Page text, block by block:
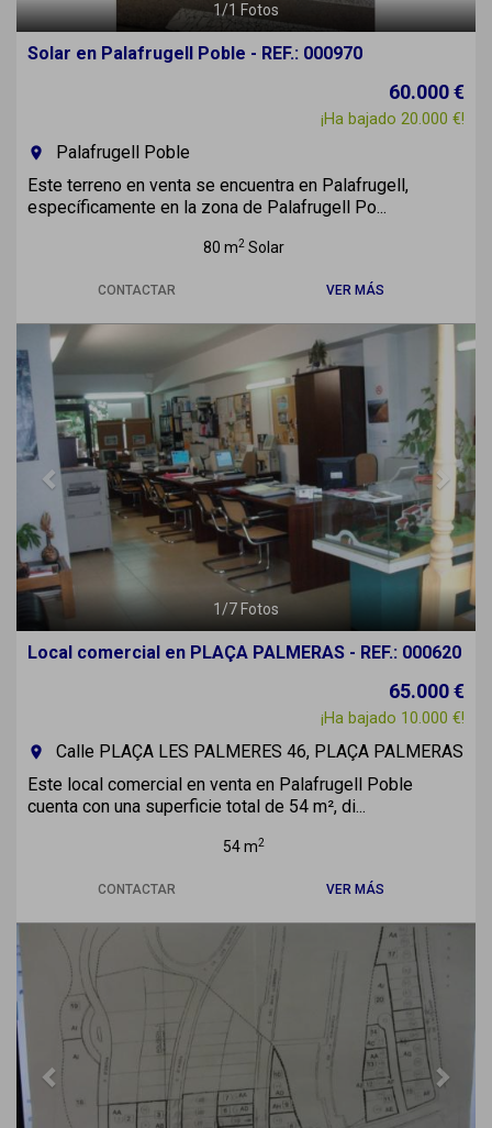
1/1 Fotos
Solar en Palafrugell Poble - REF.: 000970
60.000 €
¡Ha bajado 20.000 €!
room
Palafrugell Poble
Este terreno en venta se encuentra en Palafrugell,
específicamente en la zona de Palafrugell Po...
80 m2Solar
CONTACTAR VER MÁS
Previous Next
1 /7 Fotos
Local comercial en PLAÇA PALMERAS - REF.: 000620
65.000 €
¡Ha bajado 10.000 €!
room
Calle PLAÇA LES PALMERES 46, PLAÇA PALMERAS
Este local comercial en venta en Palafrugell Poble
cuenta con una superficie total de 54 m², di...
54 m2
CONTACTAR VER MÁS
Previous